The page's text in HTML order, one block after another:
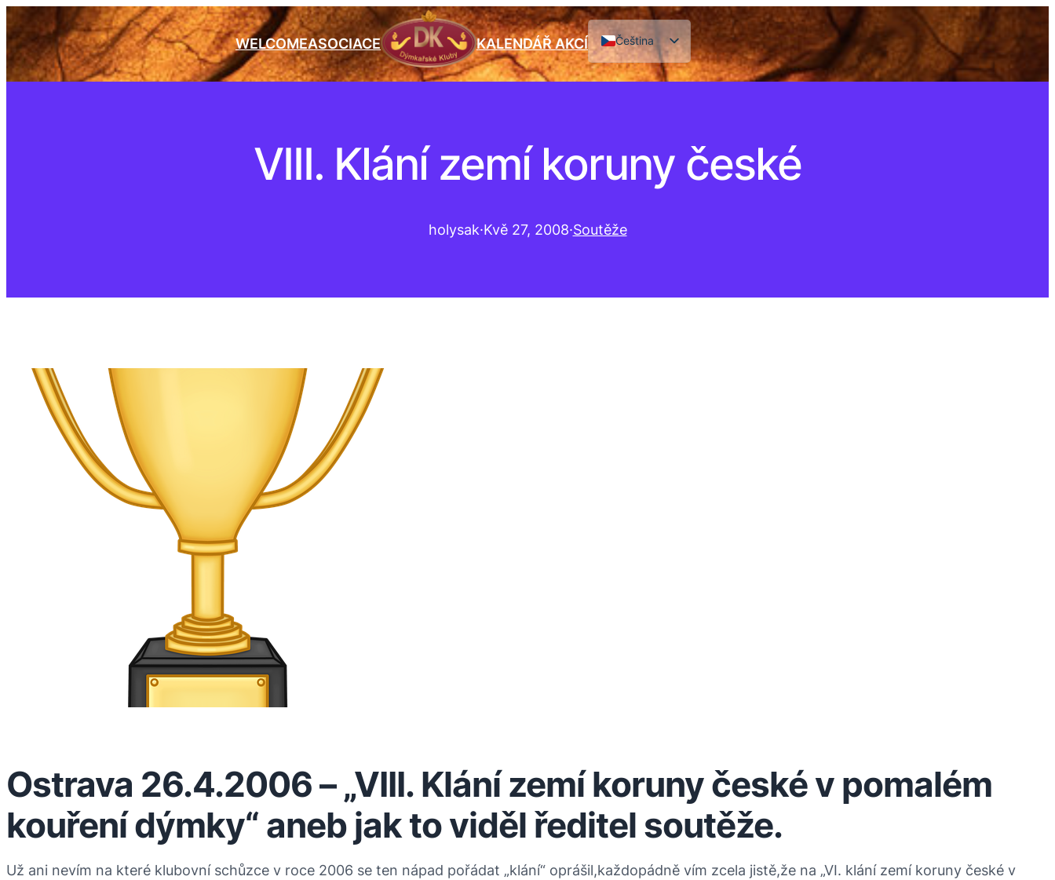
WELCOMEASOCIACE KALENDÁŘ AKCÍ
Čeština
English
VIII. Klání zemí koruny české
holysak·Kvě 27, 2008·Soutěže
Ostrava 26.4.2006 – „VIII. Klání zemí koruny české v pomalém
kouření dýmky“ aneb jak to viděl ředitel soutěže.
Už ani nevím na které klubovní schůzce v roce 2006 se ten nápad pořádat „klání“ oprášil,každopádně vím zcela jistě,že na „VI. klání zemí koruny české v